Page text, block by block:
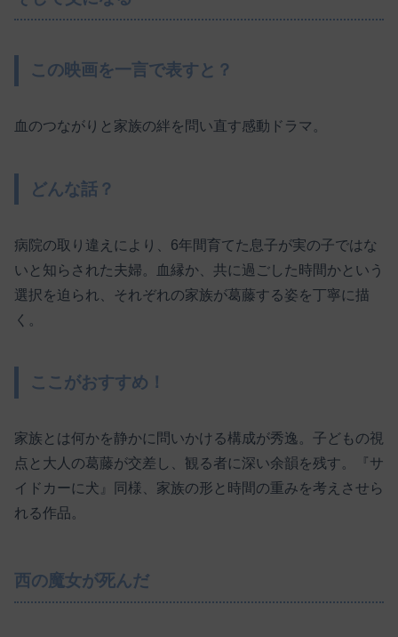
この映画を一言で表すと？
血のつながりと家族の絆を問い直す感動ドラマ。
どんな話？
病院の取り違えにより、6年間育てた息子が実の子ではな
いと知らされた夫婦。血縁か、共に過ごした時間かという
選択を迫られ、それぞれの家族が葛藤する姿を丁寧に描
く。
ここがおすすめ！
家族とは何かを静かに問いかける構成が秀逸。子どもの視
点と大人の葛藤が交差し、観る者に深い余韻を残す。『サ
イドカーに犬』同様、家族の形と時間の重みを考えさせら
れる作品。
西の魔女が死んだ